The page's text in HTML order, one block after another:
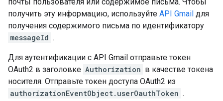
получить эту информацию, используйте API Gmail для
получения содержимого письма по идентификатору
messageId .
Для аутентификации с API Gmail отправьте токен
OAuth2 в заголовке Authorization в качестве токена
носителя. Отправьте токен доступа OAuth2 из
authorizationEventObject.userOauthToken .